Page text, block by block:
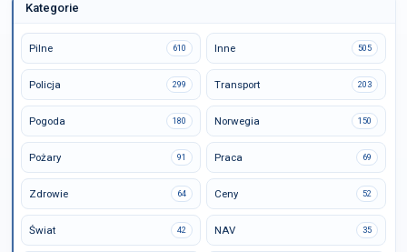
Kategorie
Pilne 610 Inne 505
Policja 299 Transport 203
Pogoda 180 Norwegia 150
Pożary 91 Praca 69
Zdrowie 64 Ceny 52
Świat 42 NAV 35